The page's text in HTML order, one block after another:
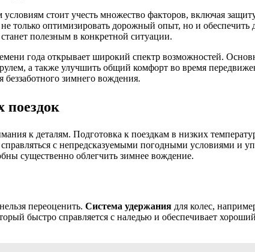
стоит учесть множество факторов, включая
только оптимизировать дорожный опыт, но и
полезным в конкретной ситуации.
года открывает широкий спектр возможностей.
а также улучшить общий комфорт во время
зимнего вождения.
поездок
к деталям. Подготовка к поездкам в низких
с непредсказуемыми погодными условиями и
существенно облегчить зимнее вождение.
переоценить. Система удержания для колес,
быстро справляется с наледью и обеспечивает